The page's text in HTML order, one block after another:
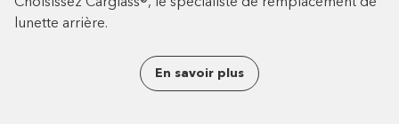
Choisissez Carglass®, le spécialiste de remplacement de
lunette arrière.
En savoir plus